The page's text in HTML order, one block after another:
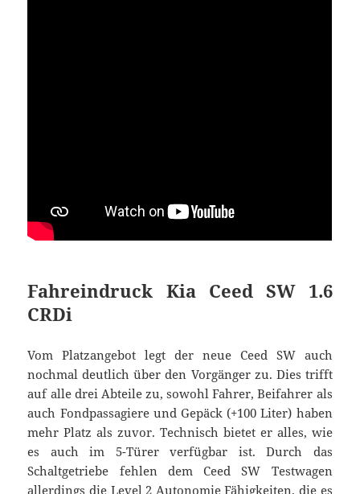
Fahreindruck Kia Ceed SW 1.6
CRDi
Vom Platzangebot legt der neue Ceed SW auch
nochmal deutlich über den Vorgänger zu. Dies trifft
auf alle drei Abteile zu, sowohl Fahrer, Beifahrer als
auch Fondpassagiere und Gepäck (+100 Liter) haben
mehr Platz als zuvor. Technisch bietet er alles, wie
es auch im 5-Türer verfügbar ist. Durch das
Schaltgetriebe fehlen dem Ceed SW Testwagen
allerdings die Level 2 Autonomie Fähigkeiten, die es